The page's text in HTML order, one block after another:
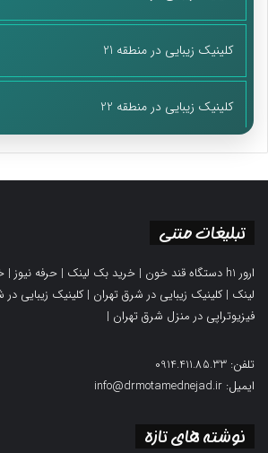
کلینیک زیبایی در منطقه 21
کلینیک زیبایی در منطقه 22
تبلیغات متنی
ارور h1 دستگاه قند خون | خرید بک لینک | حرفه نیوز |
لینک |کلینیک زیبایی در شرق تهران |کلینیک زیبایی
فیزیوتراپی در منزل شرق تهران |
تلفن: 0914.411.85.33
ایمیل: info@drmotamednejad.ir
نوشته های تازه